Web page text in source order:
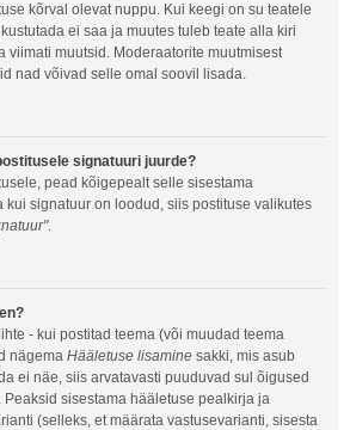
kõrval olevat nuppu. Kui keegi on su teatele
ei saa ja muutes tuleb teate alla kiri
viimati muutsid. Moderaatorite muutmisest
nad võivad selle omal soovil lisada.
signatuuri juurde?
pead kõigepealt selle sisestama
kui signatuur on loodud, siis postituse valikutes
.
- kui postitad teema (või muudad teema
nägema Hääletuse lisamine sakki, mis asub
ei näe, siis arvatavasti puuduvad sul õigused
Peaksid sisestama hääletuse pealkirja ja
(selleks, et määrata vastusevarianti, sisesta